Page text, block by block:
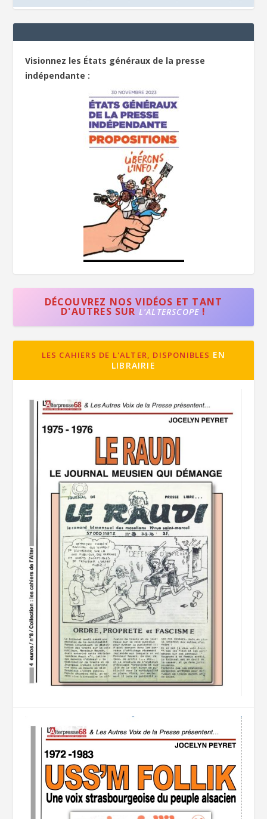
Visionnez les États généraux de la presse
indépendante :
DÉCOUVREZ NOS VIDÉOS ET TANT
D'AUTRES SUR L'ALTERSCOPE !
LES CAHIERS DE L'ALTER, DISPONIBLES EN
LIBRAIRIE